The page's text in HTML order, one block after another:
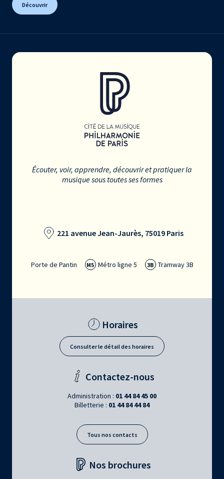
Découvrir
Écouter, voir, apprendre, découvrir et pratiquer la
musique sous toutes ses formes
221 avenue Jean-Jaurès, 75019 Paris
Porte de Pantin M5 Métro ligne 5 3B Tramway 3B
Horaires
Consulter le détail des horaires
Contactez-nous
Administration : 01 44 84 45 00
Billetterie : 01 44 84 44 84
Tous nos contacts
Nos brochures